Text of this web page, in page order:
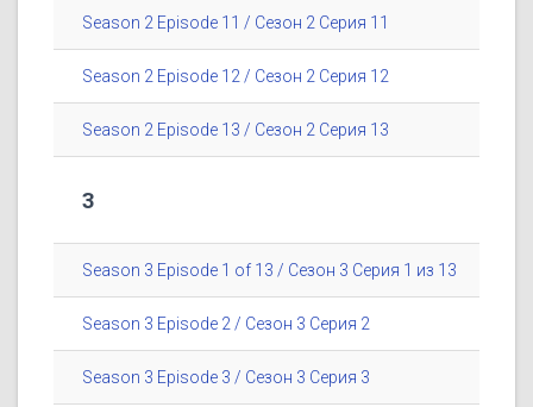
Season 2 Episode 11 / Сезон 2 Серия 11
Season 2 Episode 12 / Сезон 2 Серия 12
Season 2 Episode 13 / Сезон 2 Серия 13
3
Season 3 Episode 1 of 13 / Сезон 3 Серия 1 из 13
Season 3 Episode 2 / Сезон 3 Серия 2
Season 3 Episode 3 / Сезон 3 Серия 3